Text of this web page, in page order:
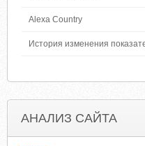
Alexa Country
История изменения
АНАЛИЗ САЙТА